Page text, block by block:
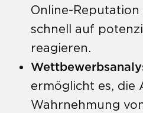
Online-
schnell auf
reagieren.
ermöglicht es, die
Wahrnehmung